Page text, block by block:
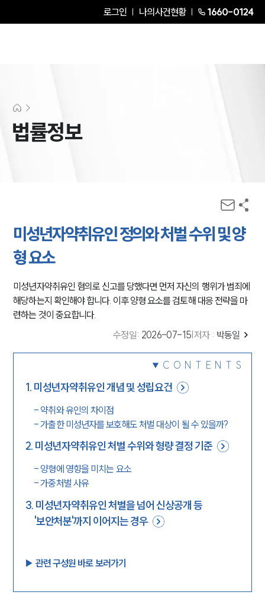
로그인 나의사건현황 1660-0124
법률정보
미성년자약취유인 정의와 처벌 수위 및 양
형 요소
미성년자약취유인 혐의로 신고를 당했다면 먼저 자신의 행위가 범죄에
해당하는지 확인해야 합니다. 이후 양형 요소를 검토해 대응 전략을 마
련하는 것이 중요합니다.
수정일: 2026-07-15 저자 : 박동일
CONTENTS
1. 미성년자약취유인 개념 및 성립요건
- 약취와 유인의 차이점
-가출한 미성년자를 보호해도 처벌 대상이 될 수 있을까?
2. 미성년자약취유인 처벌 수위와 형량 결정 기준
- 양형에 영향을 미치는 요소
-가중처벌 사유
3. 미성년자약취유인 처벌을 넘어 신상공개 등
'보안처분'까지 이어지는 경우
▶︎ 관련 구성원 바로 보러가기